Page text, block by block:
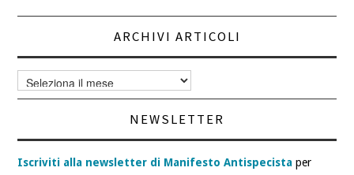
ARCHIVI ARTICOLI
Archivi
articoli
NEWSLETTER
Iscriviti alla newsletter di Manifesto Antispecista per